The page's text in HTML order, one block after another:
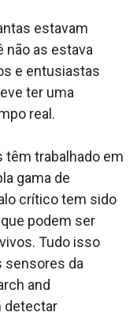
estavam
não as estava
e entusiastas
ter uma
real.
têm trabalhado em
gama de
crítico tem sido
podem ser
Tudo isso
sensores da
and
detectar